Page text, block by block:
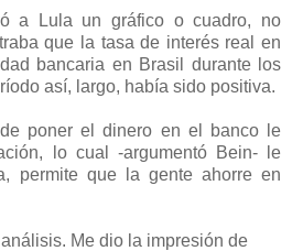
a Lula un gráfico o cuadro, no
que la tasa de interés real en
bancaria en Brasil durante los
así, largo, había sido positiva.
poner el dinero en el banco le
lo cual -argumentó Bein- le
permite que la gente ahorre en
Me dio la impresión de